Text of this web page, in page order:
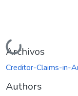
Cargando...
Archivos
Creditor-Claims-in-
Authors